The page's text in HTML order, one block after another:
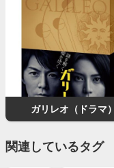
ガリレオ（ドラマ）
関連しているタグ